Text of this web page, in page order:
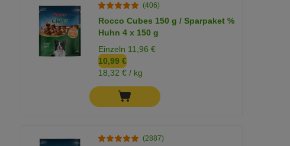
(406)
Rocco Cubes 150 g / Sparpaket %
Huhn 4 x 150 g
Einzeln 11,96 €
10,99 €
18,32 € / kg
(2887)